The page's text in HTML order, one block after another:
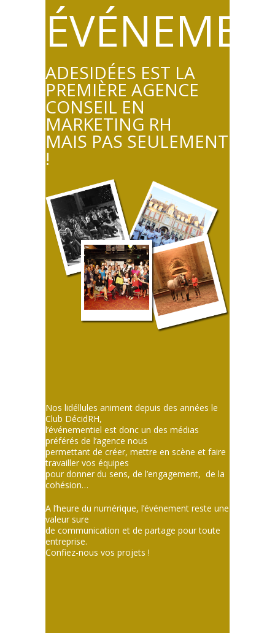
ADESIDÉES EST LA
PREMIÈRE AGENCE
CONSEIL EN
MARKETING RH
MAIS PAS SEULEMENT
!
Nos lidéllules animent depuis des années le
Club DécidRH,
l’événementiel est donc un des médias
préférés de l’agence nous
permettant de créer, mettre en scène et faire
travailler vos équipes
pour donner du sens, de l’engagement, de la
cohésion…
A l’heure du numérique, l’événement reste une
valeur sure
de communication et de partage pour toute
entreprise.
Confiez-nous vos projets !